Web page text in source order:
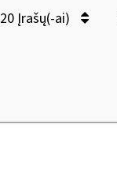
20 Įrašų(-ai)